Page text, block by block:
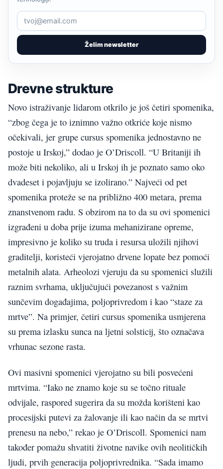
Želim newsletter
Drevne strukture
Novo istraživanje lidarom otkrilo je još četiri spomenika,
“zbog čega je to iznimno važno otkriće koje nismo
očekivali, jer grupe cursus spomenika jednostavno ne
postoje u Irskoj,” dodao je O’Driscoll. “U Britaniji ih
može biti nekoliko, ali u Irskoj ih je poznato samo oko
dvadeset i pojavljuju se izolirano.” Najveći od pet
spomenika proteže se na približno 400 metara, prema
znanstvenom radu. S obzirom na to da su ovi spomenici
izgrađeni u doba prije izuma mehanizirane opreme,
impresivno je koliko su truda i resursa uložili njihovi
graditelji, koristeći vjerojatno drvene lopate bez pomoći
metalnih alata. Arheolozi vjeruju da su spomenici služili
raznim svrhama, uključujući povezanost s važnim
sunčevim događajima, poljoprivredom i kao “staze za
mrtve”. Na primjer, četiri cursus spomenika usmjerena
su prema izlasku sunca na ljetni solsticij, što označava
vrhunac sezone rasta.
Ovi masivni spomenici vjerojatno su bili posvećeni
mrtvima. “Iako ne znamo koje su se točno rituale
odvijale, raspored sugerira da su možda korišteni kao
procesijski putevi za žalovanje ili kao način da se mrtvi
prenesu na nebo,” rekao je O’Driscoll. Spomenici nam
također pomažu shvatiti životne navike ovih neolitičkih
ljudi, prvih generacija poljoprivrednika. “Sada imamo